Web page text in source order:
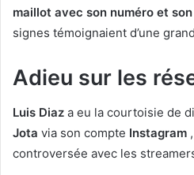
maillot avec son numéro et
signes témoignaient d’une
Adieu sur les
Luis Diaz a eu la courtoisie de
Jota via son compte Instagram
controversée avec les